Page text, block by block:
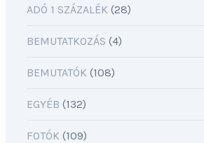
ADÓ 1 SZÁZALÉK (28)
BEMUTATKOZÁS (4)
BEMUTATÓK (108)
EGYÉB (132)
FOTÓK (109)